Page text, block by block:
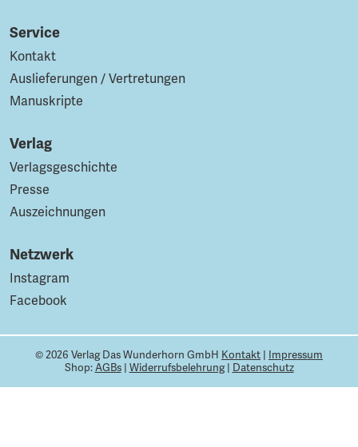
Service
Kontakt
Auslieferungen / Vertretungen
Manuskripte
Verlag
Verlagsgeschichte
Presse
Auszeichnungen
Netzwerk
Instagram
Facebook
© 2026 Verlag Das Wunderhorn GmbH Kontakt | Impressum
Shop:AGBs| Widerrufsbelehrung| Datenschutz